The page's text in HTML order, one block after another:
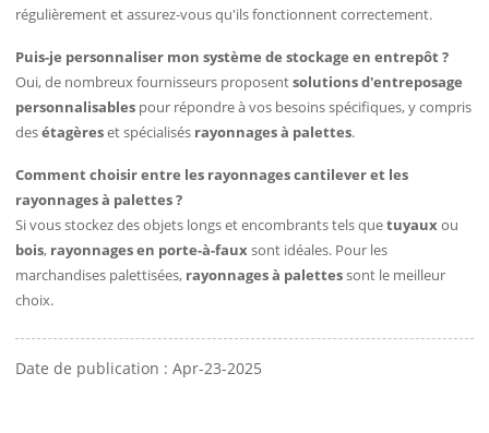
régulièrement et assurez-vous qu'ils fonctionnent correctement.
Puis-je personnaliser mon système de stockage en entrepôt ?
Oui, de nombreux fournisseurs proposentsolutions d'entreposage
personnalisables pour répondre à vos besoins spécifiques, y compris
desétagèreset spécialisés rayonnages à palettes.
Comment choisir entre les rayonnages cantilever et les
rayonnages à palettes ?
Si vous stockez des objets longs et encombrants tels quetuyaux ou
bois, rayonnages en porte-à-faux sont idéales. Pour les
marchandises palettisées, rayonnages à palettessont le meilleur
choix.
Date de publication : Apr-23-2025